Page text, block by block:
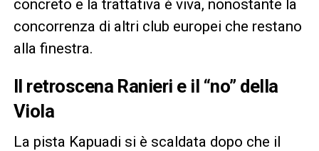
concreto e la trattativa è viva, nonostante la
concorrenza di altri club europei che restano
alla finestra.
Il retroscena Ranieri e il “no” della
Viola
La pista Kapuadi si è scaldata dopo che il